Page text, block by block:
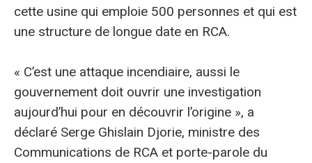
cette usine qui emploie 500 personnes et qui est
une structure de longue date en RCA.
« C’est une attaque incendiaire, aussi le
gouvernement doit ouvrir une investigation
aujourd’hui pour en découvrir l’origine », a
déclaré Serge Ghislain Djorie, ministre des
Communications de RCA et porte-parole du